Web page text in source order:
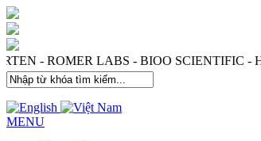
- PERTEN - ROMER LABS - BIOO
MENU